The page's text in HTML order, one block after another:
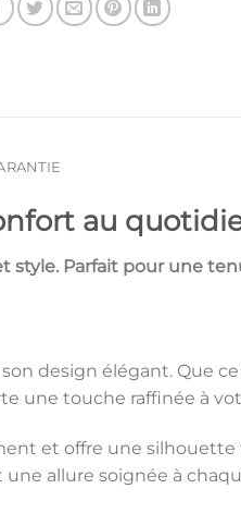
au
Parfait pour une
design élégant. Que
une touche raffinée à
et offre une
allure soignée à